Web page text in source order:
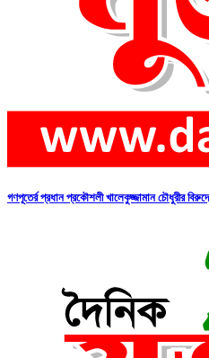
গণপূতের্র প্রধান প্রকৌশলী খালেকুজ্জামান চৌধুরীর